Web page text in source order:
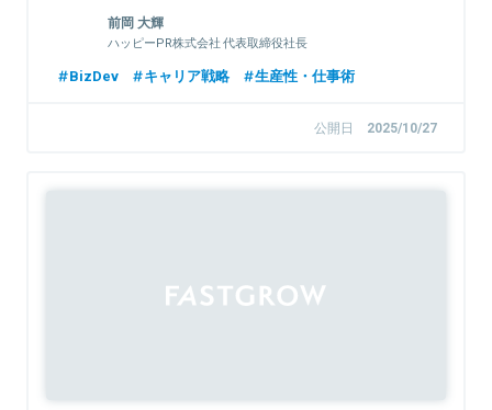
前岡 大輝
ハッピーPR株式会社 代表取締役社長
BizDev キャリア戦略 生産性・仕事術
公開日 2025/10/27